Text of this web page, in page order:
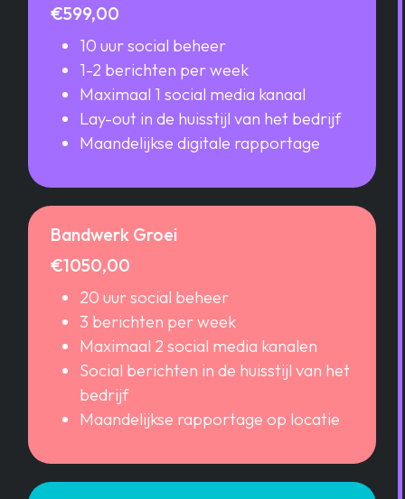
€599,00
10 uur social beheer
1-2 berichten per week
Maximaal 1 social media kanaal
Lay-out in de huisstijl van het bedrijf
Maandelijkse digitale rapportage
Bandwerk Groei
€1050,00
20 uur social beheer
3 berichten per week
Maximaal 2 social media kanalen
Social berichten in de huisstijl van het
bedrijf
Maandelijkse rapportage op locatie